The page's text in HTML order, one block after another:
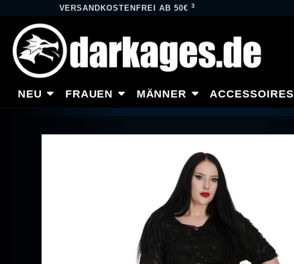
VERSANDKOSTENFREI AB 50€ 3
NEU FRAUEN MÄNNER ACCESSOIRES